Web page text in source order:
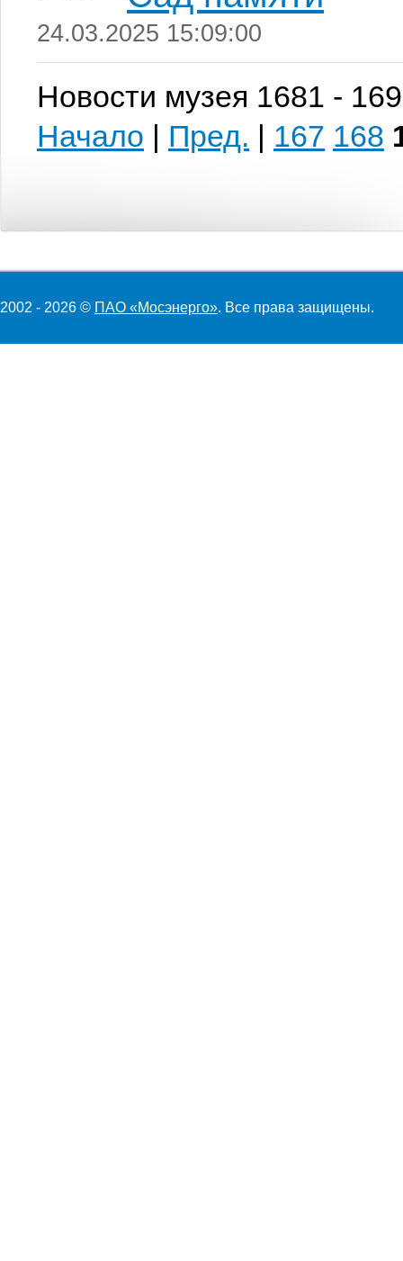
24.03.2025 15:09:00
Новости музея 1681 -
Начало | Пред. | 167 168
2002 - 2026 © ПАО «Мосэнерго». Все права защищены.